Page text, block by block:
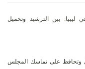
ليبيا: بين الترشيد وتحميل
وتحافظ على تماسك المجلس